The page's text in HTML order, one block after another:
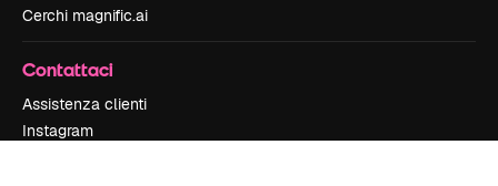
Cerchi magnific.ai
Contattaci
Assistenza clienti
Instagram